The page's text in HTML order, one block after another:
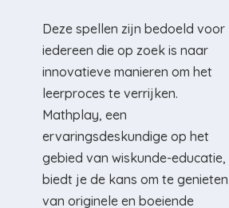
Deze spellen zijn bedoeld voor
iedereen die op zoek is naar
innovatieve manieren om het
leerproces te verrijken.
Mathplay, een
ervaringsdeskundige op het
gebied van wiskunde-educatie,
biedt je de kans om te genieten
van originele en boeiende